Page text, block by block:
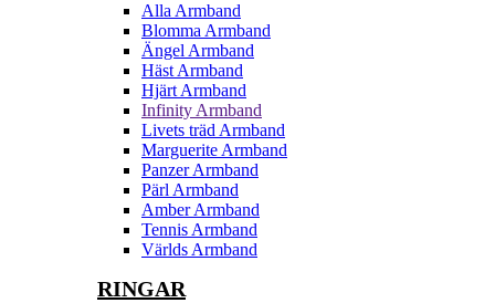
Alla Armband
Blomma Armband
Ängel Armband
Häst Armband
Hjärt Armband
Infinity Armband
Livets träd Armband
Marguerite Armband
Panzer Armband
Pärl Armband
Amber Armband
Tennis Armband
Världs Armband
RINGAR